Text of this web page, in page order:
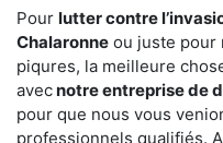
Pour lutter contre
Chalaronne ou juste pour
piqures, la meilleure
avecnotre entreprise de
pour que nous vous
professionnels qualifiés.